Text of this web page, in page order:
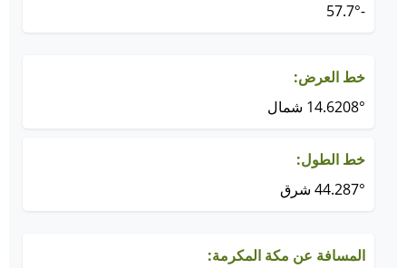
-57.7°
خط العرض:
14.6208° شمال
خط الطول:
44.287° شرق
المسافة عن مكة المكرمة: